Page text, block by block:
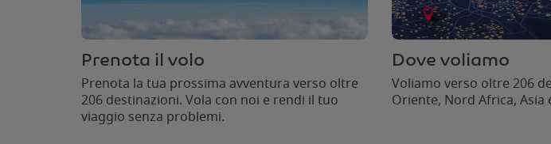
Prenota il volo
Prenota la tua prossima avventura verso oltre
206 destinazioni. Vola con noi e rendi il tuo
viaggio senza problemi.
Dove voliamo
Voliamo verso oltre 206
Oriente, Nord Africa, Asia